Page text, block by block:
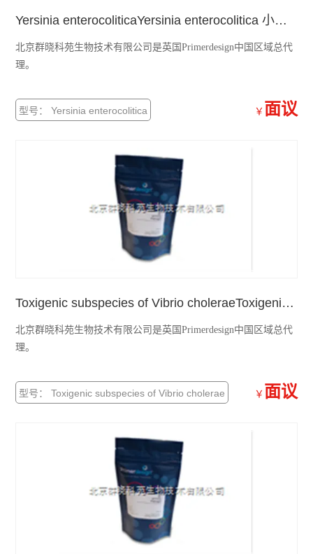
查看全部 >>
Yersinia enterocoliticaYersinia enterocolitica 小肠结肠炎耶尔森氏菌检测试剂盒
北京群晓科苑生物技术有限公司是英国Primerdesign中国区域总代
理。
型号： Yersinia enterocolitica ￥ 面议
Toxigenic subspecies of Vibrio choleraeToxigenic subspecies of Vibrio cholerae 霍乱弧菌的产毒素的亚种检测试剂盒
北京群晓科苑生物技术有限公司是英国Primerdesign中国区域总代
理。
型号： Toxigenic subspecies of Vibrio cholerae ￥ 面议